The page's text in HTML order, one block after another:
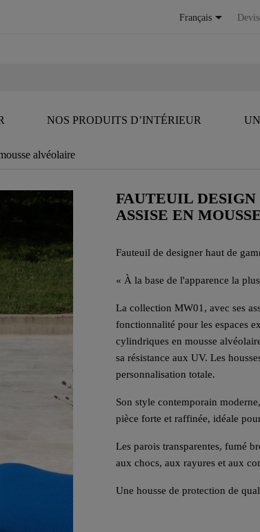
Français
NOS PRODUITS D’INTÉRIEUR
alvéolaire
FAUTEUIL
ASSISE EN
Fauteuil de designer haut de
« À la base de l'apparence la
La collection MW01, avec ses
fonctionnalité pour les espaces
cylindriques en mousse
sa résistance aux UV. Les
personnalisation totale.
Son style contemporain
pièce forte et raffinée, idéale
Les parois transparentes, fumé
aux chocs, aux rayures et aux
Une housse de protection de